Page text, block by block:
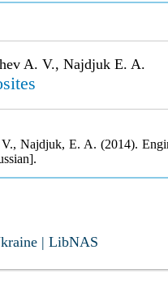
A. V., Najdjuk E. A.
Najdjuk, E. A. (2014).
| LibNAS